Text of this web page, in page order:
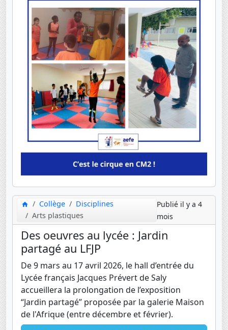
Collège
Disciplines
Arts plastiques
Publié il y a 4
mois
Des oeuvres au lycée : Jardin
partagé au LFJP
De 9 mars au 17 avril 2026, le hall d’entrée du
Lycée français Jacques Prévert de Saly
accueillera la prolongation de l’exposition
“Jardin partagé” proposée par la galerie Maison
de l'Afrique (entre décembre et février).